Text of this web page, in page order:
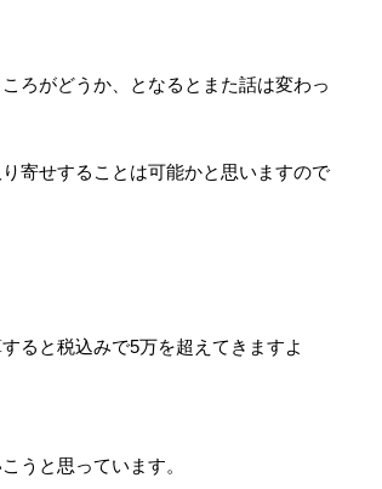
ろがどうか、となるとまた話は変わっ
寄せすることは可能かと思いますので
ると税込みで5万を超えてきますよ
うと思っています。